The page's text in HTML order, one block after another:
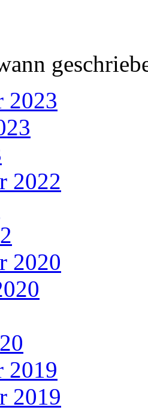
2023
2022
2020
2019
2019